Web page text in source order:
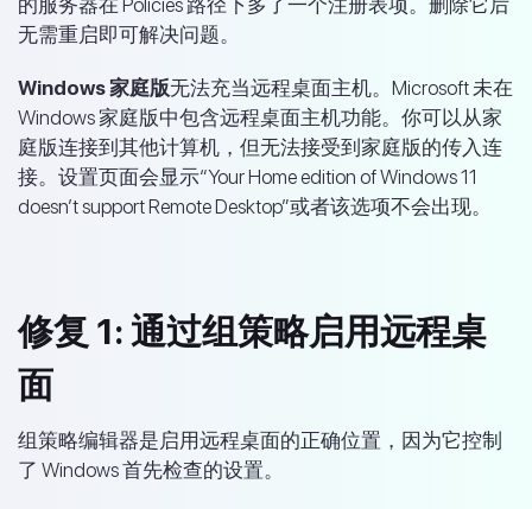
的服务器在 Policies 路径下多了一个注册表项。删除它后
无需重启即可解决问题。
Windows 家庭版无法充当远程桌面主机。Microsoft 未在
Windows 家庭版中包含远程桌面主机功能。你可以从家
庭版连接到其他计算机，但无法接受到家庭版的传入连
接。设置页面会显示“Your Home edition of Windows 11
doesn’t support Remote Desktop”或者该选项不会出现。
修复 1: 通过组策略启用远程桌
面
组策略编辑器是启用远程桌面的正确位置，因为它控制
了 Windows 首先检查的设置。